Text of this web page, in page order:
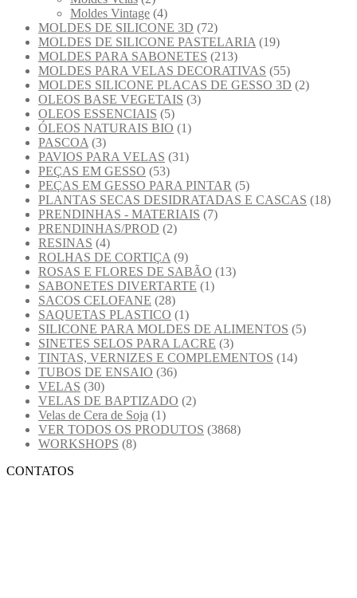
Moldes Vintage (4)
MOLDES DE SILICONE 3D (72)
MOLDES DE SILICONE PASTELARIA (19)
MOLDES PARA SABONETES (213)
MOLDES PARA VELAS DECORATIVAS (55)
MOLDES SILICONE PLACAS DE GESSO 3D (2)
OLEOS BASE VEGETAIS (3)
OLEOS ESSENCIAIS (5)
ÓLEOS NATURAIS BIO (1)
PASCOA (3)
PAVIOS PARA VELAS (31)
PEÇAS EM GESSO (53)
PEÇAS EM GESSO PARA PINTAR (5)
PLANTAS SECAS DESIDRATADAS E CASCAS (18)
PRENDINHAS - MATERIAIS (7)
PRENDINHAS/PROD (2)
RESINAS (4)
ROLHAS DE CORTIÇA (9)
ROSAS E FLORES DE SABÃO (13)
SABONETES DIVERTARTE (1)
SACOS CELOFANE (28)
SAQUETAS PLASTICO (1)
SILICONE PARA MOLDES DE ALIMENTOS (5)
SINETES SELOS PARA LACRE (3)
TINTAS, VERNIZES E COMPLEMENTOS (14)
TUBOS DE ENSAIO (36)
VELAS (30)
VELAS DE BAPTIZADO (2)
Velas de Cera de Soja (1)
VER TODOS OS PRODUTOS (3868)
WORKSHOPS (8)
CONTATOS